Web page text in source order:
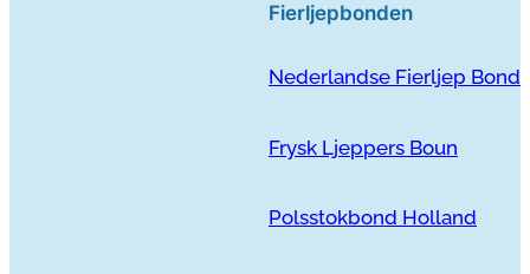
Fierljepbonden
Nederlandse Fierljep Bond
Frysk Ljeppers Boun
Polsstokbond Holland